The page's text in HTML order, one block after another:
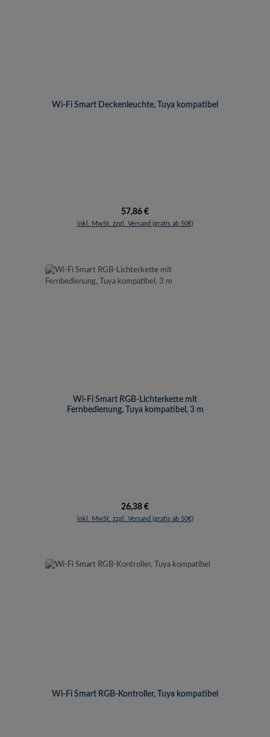
Wi-Fi Smart Deckenleuchte, Tuya kompatibel
Regulärer Preis:
57,86 €
inkl. MwSt. zzgl. Versand (gratis ab 50€)
Wi-Fi Smart RGB-Lichterkette mit
Fernbedienung, Tuya kompatibel, 3 m
Regulärer Preis:
26,38 €
inkl. MwSt. zzgl. Versand (gratis ab 50€)
Wi-Fi Smart RGB-Kontroller, Tuya kompatibel